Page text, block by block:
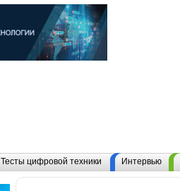
Тесты цифровой техники Интервью